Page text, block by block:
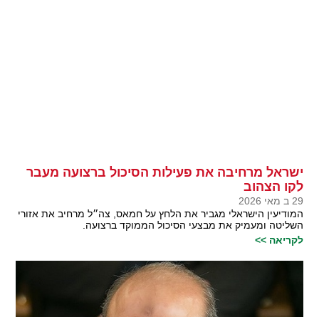
ישראל מרחיבה את פעילות הסיכול ברצועה מעבר
לקו הצהוב
29 ב מאי 2026
המודיעין הישראלי מגביר את הלחץ על חמאס, צה״ל מרחיב את אזורי
השליטה ומעמיק את מבצעי הסיכול הממוקד ברצועה.
לקריאה >>